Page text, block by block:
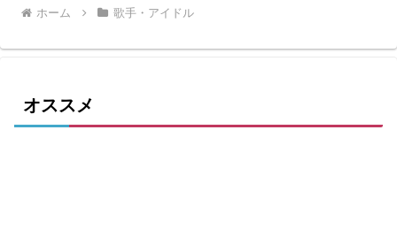
ホーム 歌手・アイドル
オススメ